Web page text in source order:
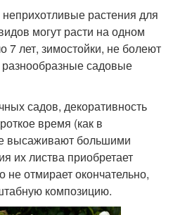
растения для
могут расти на одном
7 лет, зимостойки, не болеют
садовые
садов, декоративность
время (как в
высаживают большими
их листва приобретает
отмирает окончательно,
композицию.